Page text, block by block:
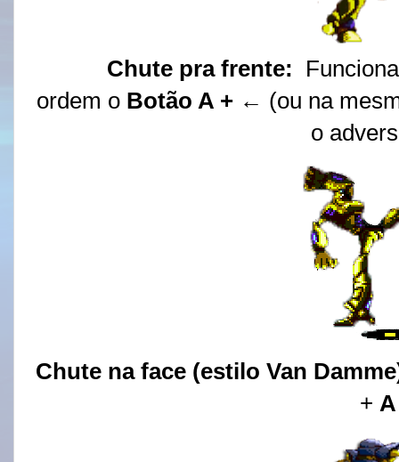
Chute pra frente:
ordem o Botão A + ← (ou na
o
Chute na face (estilo Van
+ A